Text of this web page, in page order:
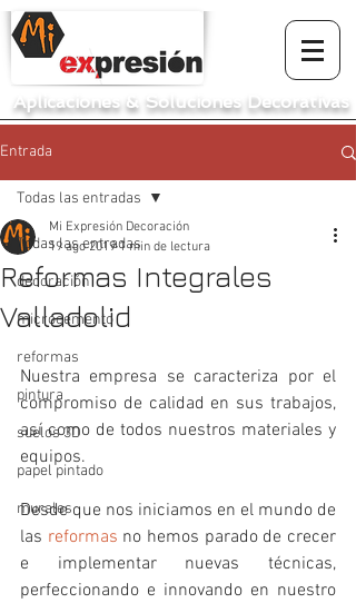
Aplicaciones & Soluciones Decorativas
Entrada
Todas las entradas
decoración
microcemento
reformas
pintura
suelos 3D
papel pintado
murales
Todas las entradas
Reformas Integrales
Valladolid
Mi Expresión Decoración
19 ago 2019 1 min de lectura
Nuestra empresa se caracteriza por el
compromiso de calidad en sus trabajos,
así como de todos nuestros materiales y
equipos.
Desde que nos iniciamos en el mundo de
las reformas no hemos parado de crecer
e implementar nuevas técnicas,
perfeccionando e innovando en nuestro